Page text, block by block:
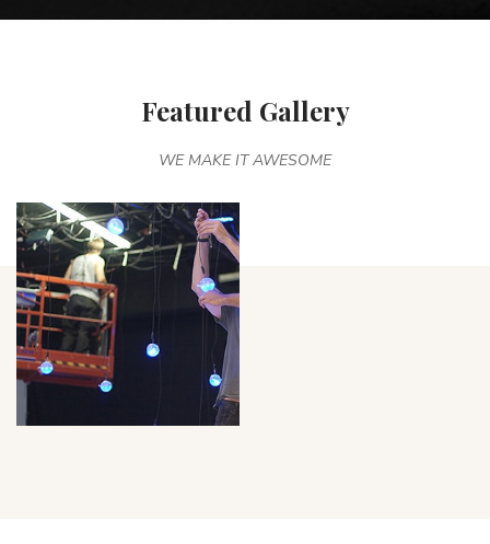
Featured Gallery
WE MAKE IT AWESOME